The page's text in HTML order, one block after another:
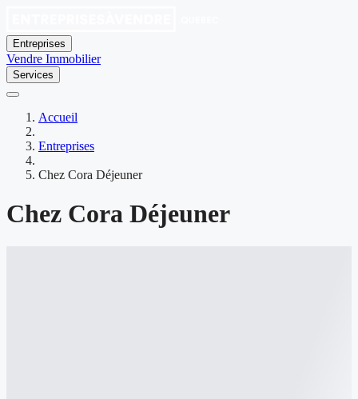
Entreprises
Vendre Immobilier
Services
Accueil
Entreprises
Chez Cora Déjeuner
Chez Cora Déjeuner